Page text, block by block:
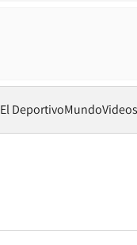
El DeportivoMundoVideos